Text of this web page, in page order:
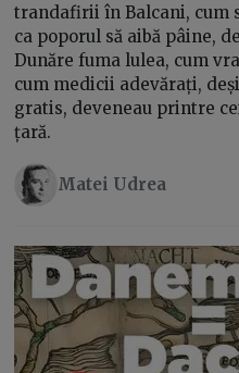
trandafirii în Balcani, cum
ca poporul să aibă pâine,
Dunăre fuma lulea, cum
cum medicii adevărați,
gratis, deveneau printre
țară.
Matei Udrea